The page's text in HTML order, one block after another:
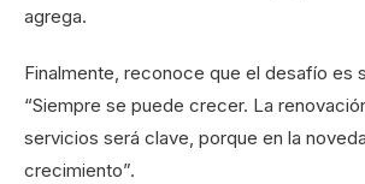
agrega.
Finalmente, reconoce que el desafío es
“Siempre se puede crecer. La
servicios será clave, porque en la
crecimiento”.